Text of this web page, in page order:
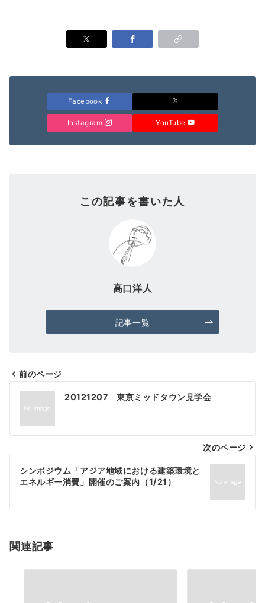
Facebook
Instagram YouTube
この記事を書いた人
高口洋人
記事一覧
投
ナ
ビ
ゲ
シ
ン
前のページ
20121207 東京ミッドタウン見学会
次のページ
シンポジウム「アジア地域における建築環境と
エネルギー消費」開催のご案内（1/21）
関連記事